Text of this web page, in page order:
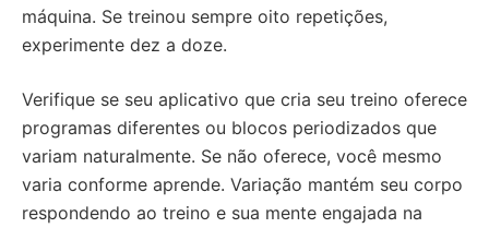
máquina. Se treinou sempre oito repetições,
experimente dez a doze.
Verifique se seu aplicativo que cria seu treino oferece
programas diferentes ou blocos periodizados que
variam naturalmente. Se não oferece, você mesmo
varia conforme aprende. Variação mantém seu corpo
respondendo ao treino e sua mente engajada na